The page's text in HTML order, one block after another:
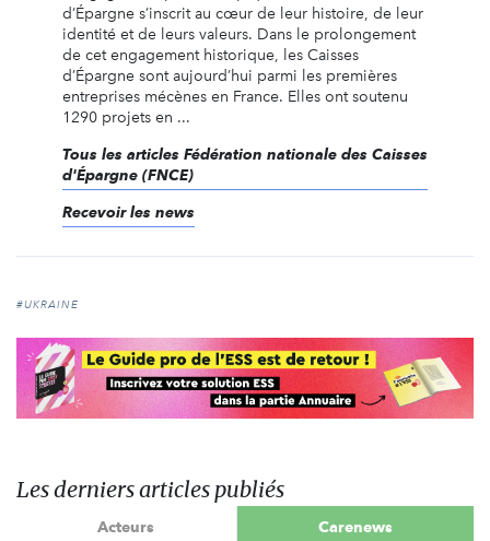
d’Épargne s’inscrit au cœur de leur histoire, de leur
identité et de leurs valeurs. Dans le prolongement
de cet engagement historique, les Caisses
d’Épargne sont aujourd’hui parmi les premières
entreprises mécènes en France. Elles ont soutenu
1290 projets en ...
Tous les articles Fédération nationale des Caisses
d'Épargne (FNCE)
Recevoir les news
#UKRAINE
Les derniers articles publiés
Acteurs Carenews